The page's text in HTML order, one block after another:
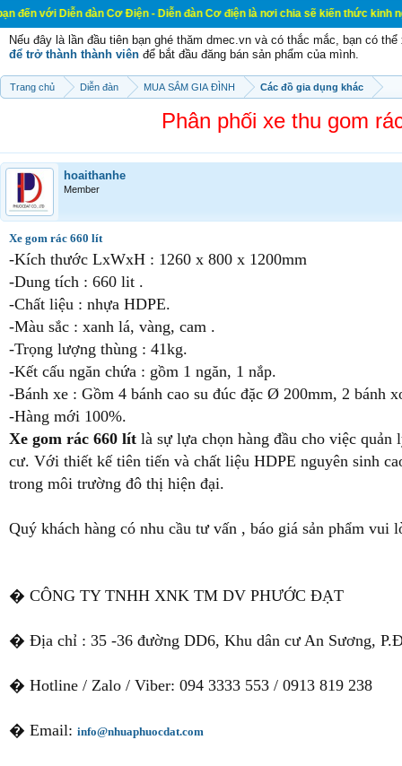
đàn Cơ Điện - Diễn đàn Cơ điện là nơi chia sẽ kiến thức kinh nghiệm
Nếu đây là lần đầu tiên bạn ghé thăm dmec.vn và có thắc mắc, bạn có
để trở thành thành viên để bắt đầu đăng bán sản phẩm của mình.
Trang chủ Diễn đàn MUA SẮM GIA ĐÌNH Các đồ gia dụng khác
Phân phối xe thu gom
hoaithanhe
Member
Xe gom rác 660 lít
-Kích thước LxWxH : 1260 x 800 x 1200mm
-Dung tích : 660 lit .
-Chất liệu : nhựa HDPE.
-Màu sắc : xanh lá, vàng, cam .
-Trọng lượng thùng : 41kg.
-Kết cấu ngăn chứa : gồm 1 ngăn, 1 nắp.
-Bánh xe : Gồm 4 bánh cao su đúc đặc Ø 200mm, 2 bánh
-Hàng mới 100%.
Xe gom rác 660 lít là sự lựa chọn hàng đầu cho việc
cư. Với thiết kế tiên tiến và chất liệu HDPE nguyên sinh
trong môi trường đô thị hiện đại.
Quý khách hàng có nhu cầu tư vấn , báo giá sản phẩm vui
� CÔNG TY TNHH XNK TM DV PHƯỚC ĐẠT
� Địa chỉ : 35 -36 đường DD6, Khu dân cư An Sương,
� Hotline / Zalo / Viber: 094 3333 553 / 0913 819 238
� Email: info@nhuaphuocdat.com